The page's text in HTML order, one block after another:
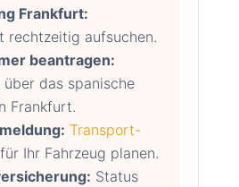
Frankfurt:
rechtzeitig aufsuchen.
beantragen:
über das spanische
Frankfurt.
Transport-
Ihr Fahrzeug planen.
Status